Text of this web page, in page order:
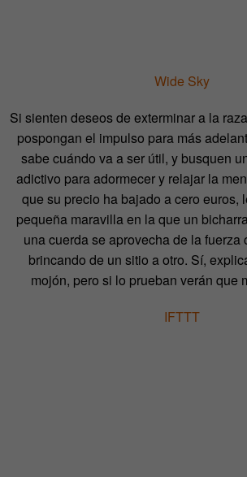
Wide Sky
Si sienten deseos de exterminar a la
pospongan el impulso para más
sabe cuándo va a ser útil, y busquen
adictivo para adormecer y relajar la
que su precio ha bajado a cero euros,
pequeña maravilla en la que un
una cuerda se aprovecha de la fuerza
brincando de un sitio a otro. Sí,
mojón, pero si lo prueban verán que
IFTTT